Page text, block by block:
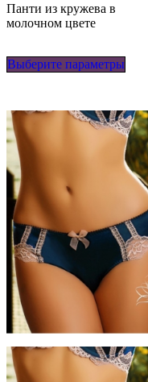
Панти из кружева в
молочном цвете
Выберите параметры
на